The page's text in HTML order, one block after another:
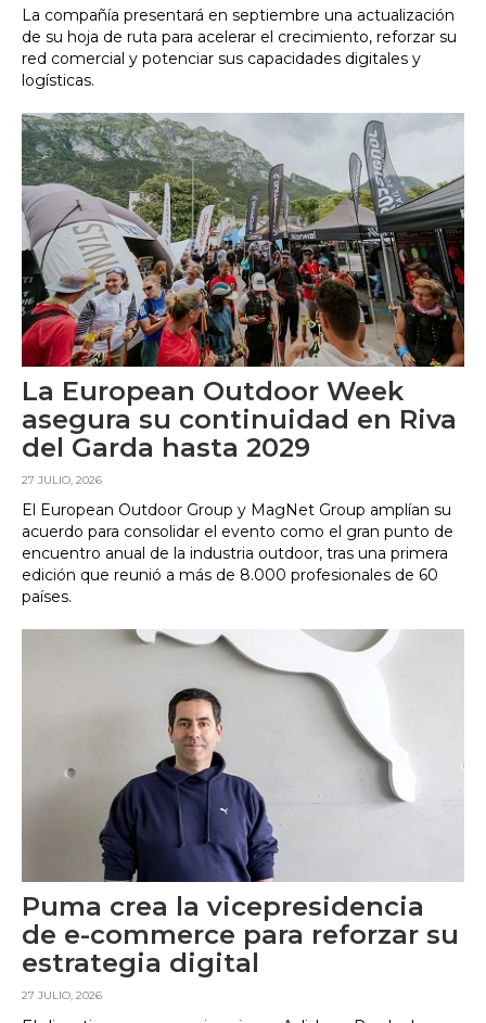
La compañía presentará en septiembre una actualización
de su hoja de ruta para acelerar el crecimiento, reforzar su
red comercial y potenciar sus capacidades digitales y
logísticas.
La European Outdoor Week
asegura su continuidad en Riva
del Garda hasta 2029
27 JULIO, 2026
El European Outdoor Group y MagNet Group amplían su
acuerdo para consolidar el evento como el gran punto de
encuentro anual de la industria outdoor, tras una primera
edición que reunió a más de 8.000 profesionales de 60
países.
Puma crea la vicepresidencia
de e-commerce para reforzar su
estrategia digital
27 JULIO, 2026